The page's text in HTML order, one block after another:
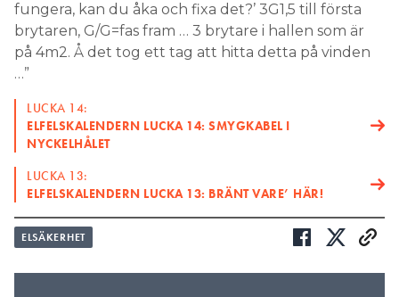
fungera, kan du åka och fixa det?’ 3G1,5 till första
brytaren, G/G=fas fram … 3 brytare i hallen som är
på 4m2. Å det tog ett tag att hitta detta på vinden
…”
LUCKA 14:
ELFELSKALENDERN LUCKA 14: SMYGKABEL I
NYCKELHÅLET
LUCKA 13:
ELFELSKALENDERN LUCKA 13: BRÄNT VARE’ HÄR!
ELSÄKERHET